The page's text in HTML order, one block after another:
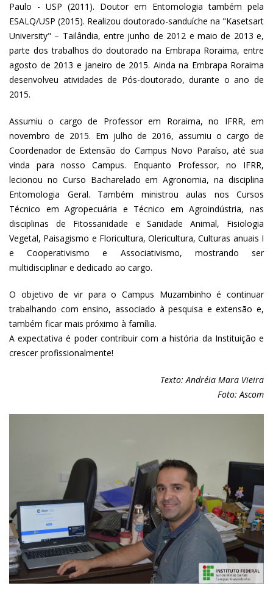
Paulo - USP (2011). Doutor em Entomologia também pela
ESALQ/USP (2015). Realizou doutorado-sanduíche na "Kasetsart
University" – Tailândia, entre junho de 2012 e maio de 2013 e,
parte dos trabalhos do doutorado na Embrapa Roraima, entre
agosto de 2013 e janeiro de 2015. Ainda na Embrapa Roraima
desenvolveu atividades de Pós-doutorado, durante o ano de
2015.
Assumiu o cargo de Professor em Roraima, no IFRR, em
novembro de 2015. Em julho de 2016, assumiu o cargo de
Coordenador de Extensão do Campus Novo Paraíso, até sua
vinda para nosso Campus. Enquanto Professor, no IFRR,
lecionou no Curso Bacharelado em Agronomia, na disciplina
Entomologia Geral. Também ministrou aulas nos Cursos
Técnico em Agropecuária e Técnico em Agroindústria, nas
disciplinas de Fitossanidade e Sanidade Animal, Fisiologia
Vegetal, Paisagismo e Floricultura, Olericultura, Culturas anuais I
e Cooperativismo e Associativismo, mostrando ser
multidisciplinar e dedicado ao cargo.
O objetivo de vir para o Campus Muzambinho é continuar
trabalhando com ensino, associado à pesquisa e extensão e,
também ficar mais próximo à família.
A expectativa é poder contribuir com a história da Instituição e
crescer profissionalmente!
Texto: Andréia Mara Vieira
Foto: Ascom